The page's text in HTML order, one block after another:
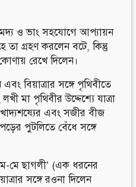
ও ভাং সহযোগে আপ্যায়ন
তা গ্রহণ করলেন বটে, কিন্তু
রেখে দিলেন।
বিয়াত্রার সঙ্গে পৃথিবীতে
মা পৃথিবীর উদ্দেশ্যে যাত্রা
এবং সজীর বীজ
পুটলিতে বেঁধে সঙ্গে
মে ছাগলী’ (এক ধরনের
সঙ্গে রওনা দিলেন